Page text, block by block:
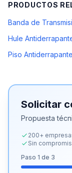
PRODUCTOS
Banda de
Hule
Piso
Solicitar
Propuesta
200+
Sin
Paso 1 de 3